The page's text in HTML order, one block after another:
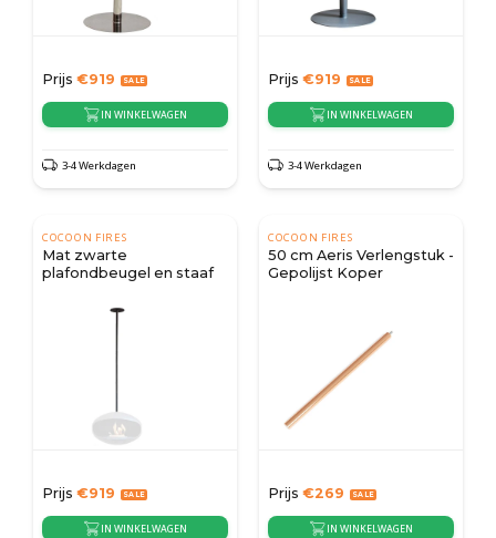
Prijs €919
IN WINKELWAGEN
3-4 Werkdagen
Prijs €919
IN WINKELWAGEN
3-4 Werkdagen
COCOON FIRES
Mat zwarte
plafondbeugel en staaf
Prijs €919
IN WINKELWAGEN
COCOON FIRES
50 cm Aeris Verlengstuk -
Gepolijst Koper
Prijs €269
IN WINKELWAGEN